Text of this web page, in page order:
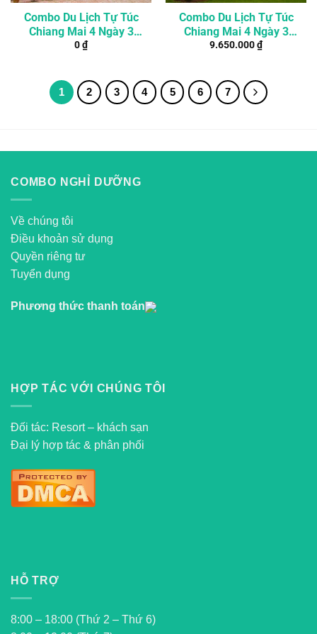
Combo Du Lịch Tự Túc
Chiang Mai 4 Ngày 3
Đêm Từ Đà Nẵng
0₫
Combo Du Lịch Tự Túc
Chiang Mai 4 Ngày 3
Đêm Từ Đà Nẵng
9.650.000₫
1 2 3 4 5 6 7
COMBO NGHỈ DƯỠNG
Về chúng tôi
Điều khoản sử dụng
Quyền riêng tư
Tuyển dụng
Phương thức thanh toán
HỢP TÁC VỚI CHÚNG TÔI
Đối tác: Resort – khách sạn
Đại lý hợp tác & phân phối
HỖ TRỢ
8:00 – 18:00 (Thứ 2 – Thứ 6)